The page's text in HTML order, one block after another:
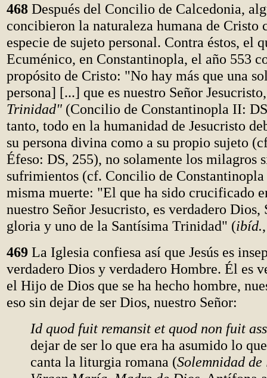
468 Después del Concilio de Calcedonia,
concibieron la naturaleza humana de Cristo
especie de sujeto personal. Contra éstos, el
Ecuménico, en Constantinopla, el año 553
propósito de Cristo: "No hay más que una
persona] [...] que es nuestro Señor
Trinidad" (Concilio de Constantinopla II:
tanto, todo en la humanidad de Jesucristo
su persona divina como a su propio sujeto
Éfeso: DS, 255), no solamente los milagros
sufrimientos (cf. Concilio de
misma muerte: "El que ha sido crucificado
nuestro Señor Jesucristo, es verdadero Dios,
gloria y uno de la Santísima Trinidad" (ibíd.
469 La Iglesia confiesa así que Jesús es
verdadero Dios y verdadero Hombre. Él es
el Hijo de Dios que se ha hecho hombre,
eso sin dejar de ser Dios, nuestro Señor:
Id quod fuit remansit et quod non fuit
dejar de ser lo que era ha asumido lo
canta la liturgia romana (Solemnidad